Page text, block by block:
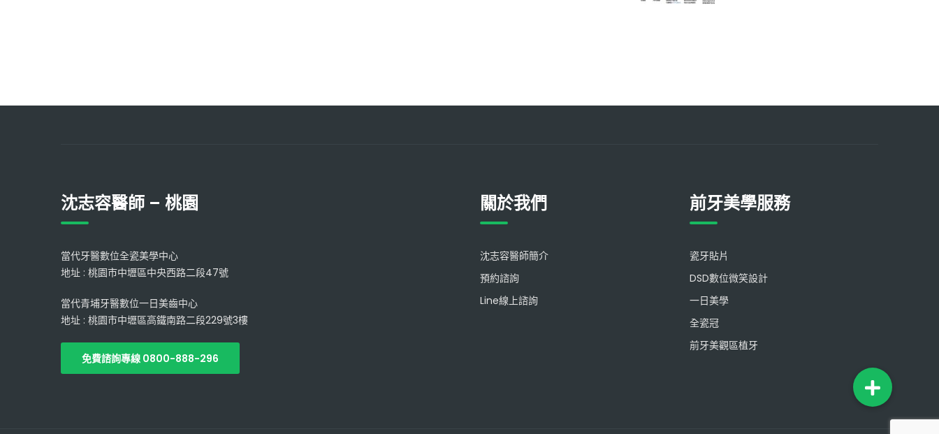
沈志容醫師 – 桃園
當代牙醫數位全瓷美學中心
地址 : 桃園市中壢區中央西路二段47號
當代青埔牙醫數位一日美齒中心
地址 : 桃園市中壢區高鐵南路二段229號3樓
免費諮詢專線 0800-888-296
關於我們
沈志容醫師簡介
預約諮詢
Line線上諮詢
前牙美學服務
瓷牙貼片
DSD數位微笑設計
一日美學
全瓷冠
前牙美觀區植牙